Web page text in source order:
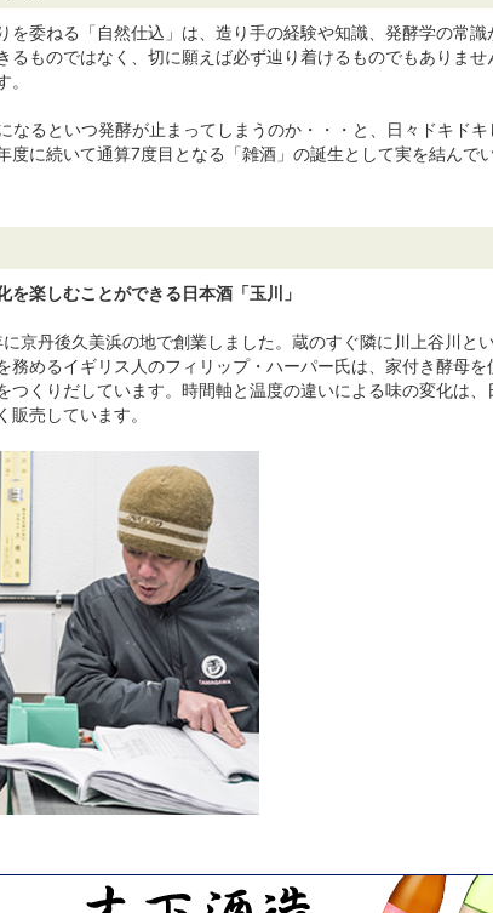
を委ねる「自然仕込」は、造り手の経験や知識、発酵学の常
るものではなく、切に願えば必ず辿り着けるものでもありま
なるといつ発酵が止まってしまうのか・・・と、日々ドキド
度に続いて通算7度目となる「雑酒」の誕生として実を結ん
楽しむことができる日本酒「玉川」
京丹後久美浜の地で創業しました。蔵のすぐ隣に川上谷川と
務めるイギリス人のフィリップ・ハーパー氏は、家付き酵母
つくりだしています。時間軸と温度の違いによる味の変化は
売しています。